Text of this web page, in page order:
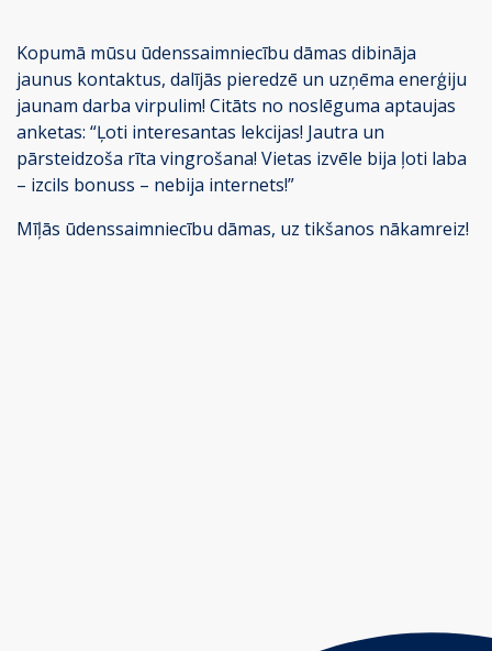
Kopumā mūsu ūdenssaimniecību dāmas dibināja
jaunus kontaktus, dalījās pieredzē un uzņēma enerģiju
jaunam darba virpulim! Citāts no noslēguma aptaujas
anketas: “Ļoti interesantas lekcijas! Jautra un
pārsteidzoša rīta vingrošana! Vietas izvēle bija ļoti laba
– izcils bonuss – nebija internets!”
Mīļās ūdenssaimniecību dāmas, uz tikšanos nākamreiz!